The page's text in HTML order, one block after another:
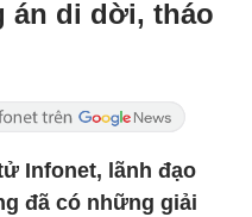
án di dời, tháo
Infonet, lãnh đạo
đã có những giải